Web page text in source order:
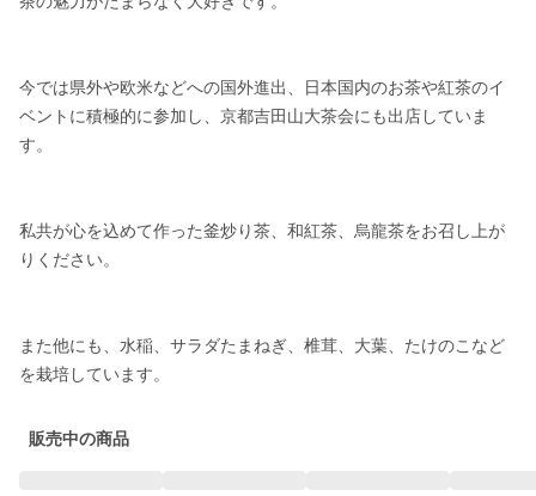
今では県外や欧米などへの国外進出、日本国内のお茶や紅茶のイ
ベントに積極的に参加し、京都吉田山大茶会にも出店していま
す。
私共が心を込めて作った釜炒り茶、和紅茶、烏龍茶をお召し上が
りください。
また他にも、水稲、サラダたまねぎ、椎茸、大葉、たけのこなど
販売中の商品